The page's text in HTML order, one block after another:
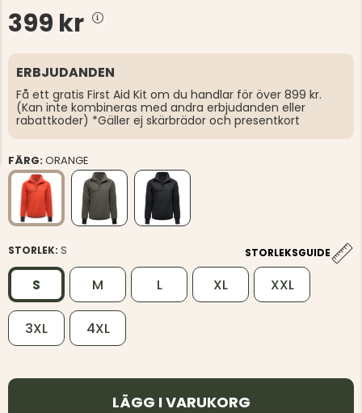
399 kr
ERBJUDANDEN
Få ett gratis First Aid Kit om du handlar för över 899 kr.
(Kan inte kombineras med andra erbjudanden eller
rabattkoder) *Gäller ej skärbrädor och presentkort
FÄRG:ORANGE
STORLEK: S STORLEKSGUIDE
S M L XL XXL
3XL 4XL
LÄGG I VARUKORG